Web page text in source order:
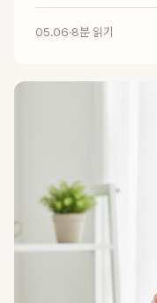
05.06·8분 읽기